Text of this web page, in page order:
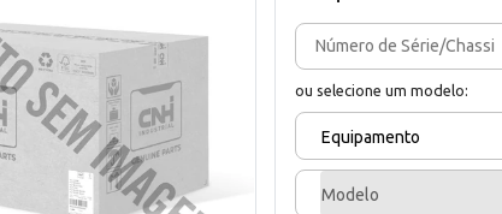
ou selecione um modelo:
Equipamento
Modelo